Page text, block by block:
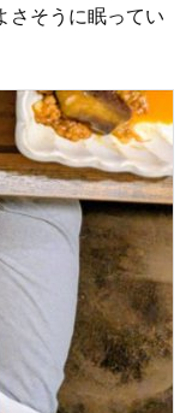
さそうに眠ってい